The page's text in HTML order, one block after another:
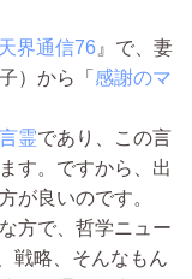
界通信76 』で、妻
）から「 感謝のマ
言霊であり、この言
す。ですから、出
が良いのです。
方で、哲学ニュー
戦略、そんなもん